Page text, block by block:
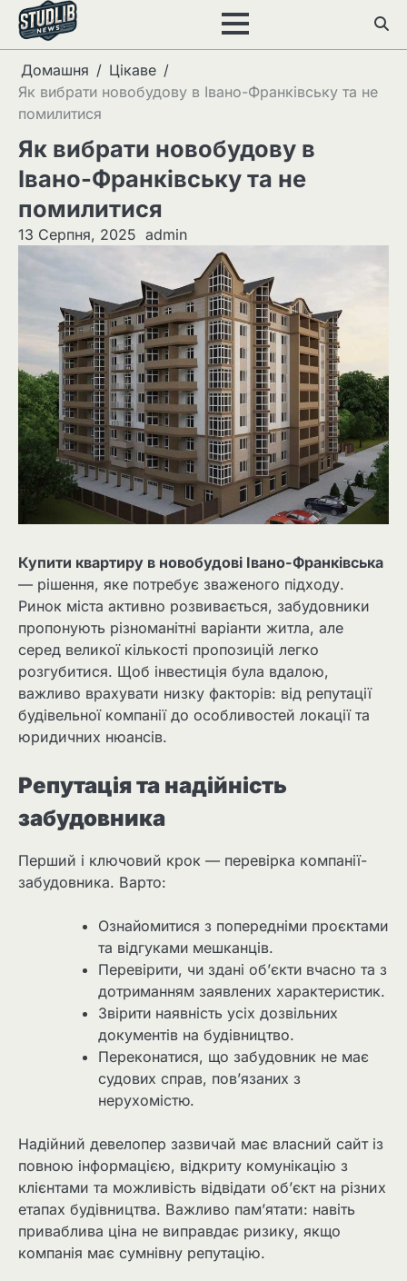
Перейти
вмісту
Домашня
Цікаве
Як вибрати новобудову в Івано-Франківську та не
помилитися
Як вибрати новобудову в
Івано-Франківську та не
помилитися
13 Серпня, 2025 admin
Купити квартиру в новобудові Івано-Франківська
— рішення, яке потребує зваженого підходу.
Ринок міста активно розвивається, забудовники
пропонують різноманітні варіанти житла, але
серед великої кількості пропозицій легко
розгубитися. Щоб інвестиція була вдалою,
важливо врахувати низку факторів: від репутації
будівельної компанії до особливостей локації та
юридичних нюансів.
Репутація та надійність
забудовника
Перший і ключовий крок — перевірка компанії-
забудовника. Варто:
Ознайомитися з попередніми проєктами
та відгуками мешканців.
Перевірити, чи здані об’єкти вчасно та з
дотриманням заявлених характеристик.
Звірити наявність усіх дозвільних
документів на будівництво.
Переконатися, що забудовник не має
судових справ, пов’язаних з
нерухомістю.
Надійний девелопер зазвичай має власний сайт із
повною інформацією, відкриту комунікацію з
клієнтами та можливість відвідати об’єкт на різних
етапах будівництва. Важливо пам’ятати: навіть
приваблива ціна не виправдає ризику, якщо
компанія має сумнівну репутацію.